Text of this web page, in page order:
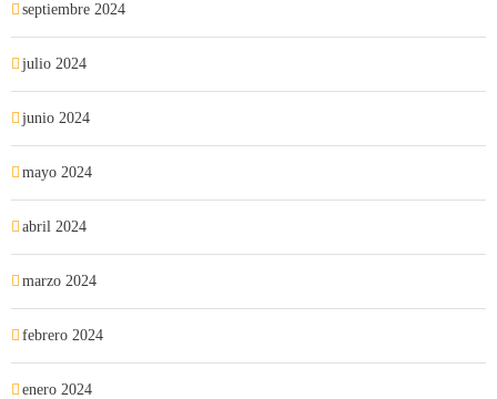
septiembre 2024
julio 2024
junio 2024
mayo 2024
abril 2024
marzo 2024
febrero 2024
enero 2024